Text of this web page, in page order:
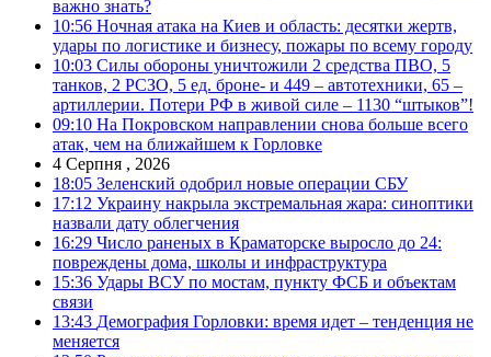
важно знать?
10:56 Ночная атака на Киев и область: десятки жертв,
удары по логистике и бизнесу, пожары по всему городу
10:03 Силы обороны уничтожили 2 средства ПВО, 5
танков, 2 РСЗО, 5 ед. броне- и 449 – автотехники, 65 –
артиллерии. Потери РФ в живой силе – 1130 “штыков”!
09:10 На Покровском направлении снова больше всего
атак, чем на ближайшем к Горловке
4 Серпня , 2026
18:05 Зеленский одобрил новые операции СБУ
17:12 Украину накрыла экстремальная жара: синоптики
назвали дату облегчения
16:29 Число раненых в Краматорске выросло до 24:
повреждены дома, школы и инфраструктура
15:36 Удары ВСУ по мостам, пункту ФСБ и объектам
связи
13:43 Демография Горловки: время идет – тенденция не
меняется